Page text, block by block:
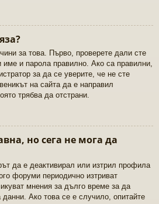
за това. Първо, проверете дали сте
име и парола правилно. Ако са правилни,
за да се уверите, че не сте
на сайта да е направил
трябва да отстрани.
но сега не мога да
да е деактивирал или изтрил профила
форуми периодично изтриват
мнения за дълго време за да
Ако това се е случило, опитайте